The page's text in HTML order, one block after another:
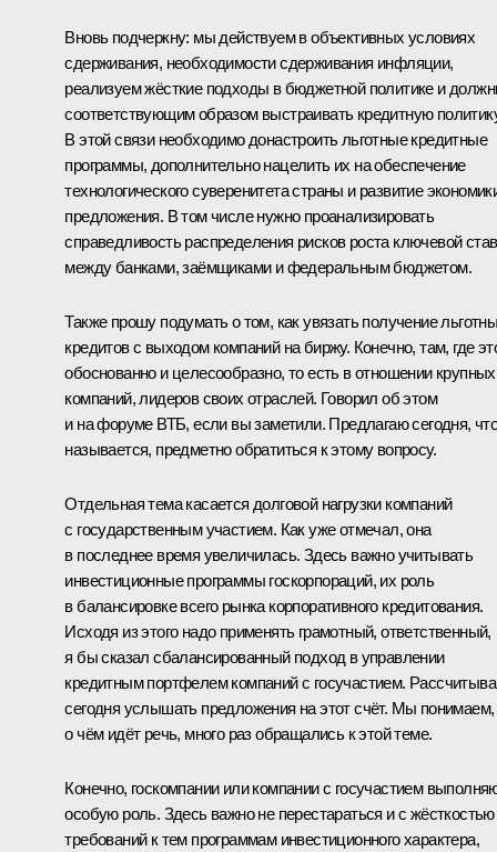
Вновь подчеркну: мы действуем в объективных условиях
сдерживания, необходимости сдерживания инфляции,
реализуем жёсткие подходы в бюджетной политике и
соответствующим образом выстраивать кредитную
В этой связи необходимо донастроить льготные кредитные
программы, дополнительно нацелить их на обеспечение
технологического суверенитета страны и развитие
предложения. В том числе нужно проанализировать
справедливость распределения рисков роста ключевой
между банками, заёмщиками и федеральным бюджетом.
Также прошу подумать о том, как увязать получение
кредитов с выходом компаний на биржу. Конечно, там, где
обоснованно и целесообразно, то есть в отношении крупных
компаний, лидеров своих отраслей. Говорил об этом
и нафоруме ВТБ, если вы заметили. Предлагаю сегодня,
называется, предметно обратиться к этому вопросу.
Отдельная тема касается долговой нагрузки компаний
с государственным участием. Как уже отмечал, она
в последнее время увеличилась. Здесь важно учитывать
инвестиционные программы госкорпораций, их роль
в балансировке всего рынка корпоративного кредитования.
Исходя из этого надо применять грамотный, ответственный,
я бы сказал сбалансированный подход в управлении
кредитным портфелем компаний с госучастием.
сегодня услышать предложения на этот счёт. Мы понимаем,
о чём идёт речь, много раз обращались к этой теме.
Конечно, госкомпании или компании с госучастием
особую роль. Здесь важно не перестараться и с жёсткостью
требований к тем программам инвестиционного характера,